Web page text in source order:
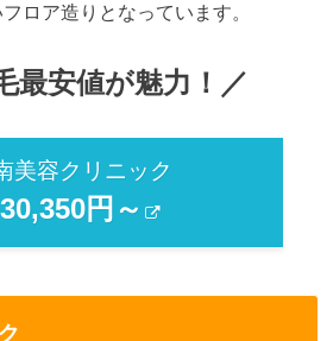
ロア造りとなっています。
最安値が魅力！／
美容クリニック
円～